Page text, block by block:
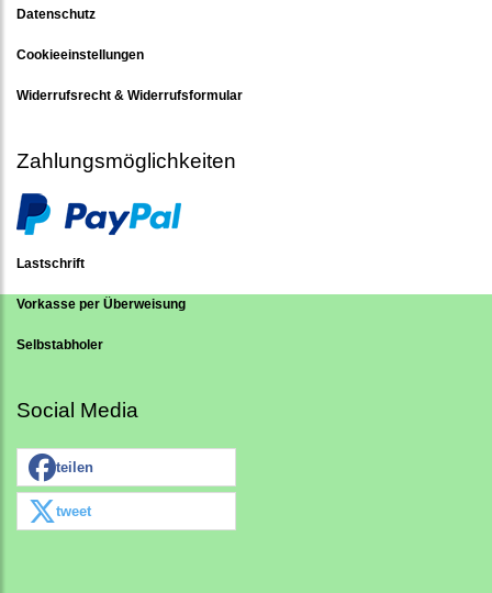
Datenschutz
Cookieeinstellungen
Widerrufsrecht & Widerrufsformular
Zahlungsmöglichkeiten
Lastschrift
Vorkasse per Überweisung
Selbstabholer
Social Media
teilen
tweet